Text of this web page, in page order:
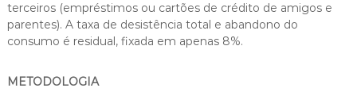
terceiros (empréstimos ou cartões de crédito de amigos e
parentes). A taxa de desistência total e abandono do
consumo é residual, fixada em apenas 8%.
METODOLOGIA